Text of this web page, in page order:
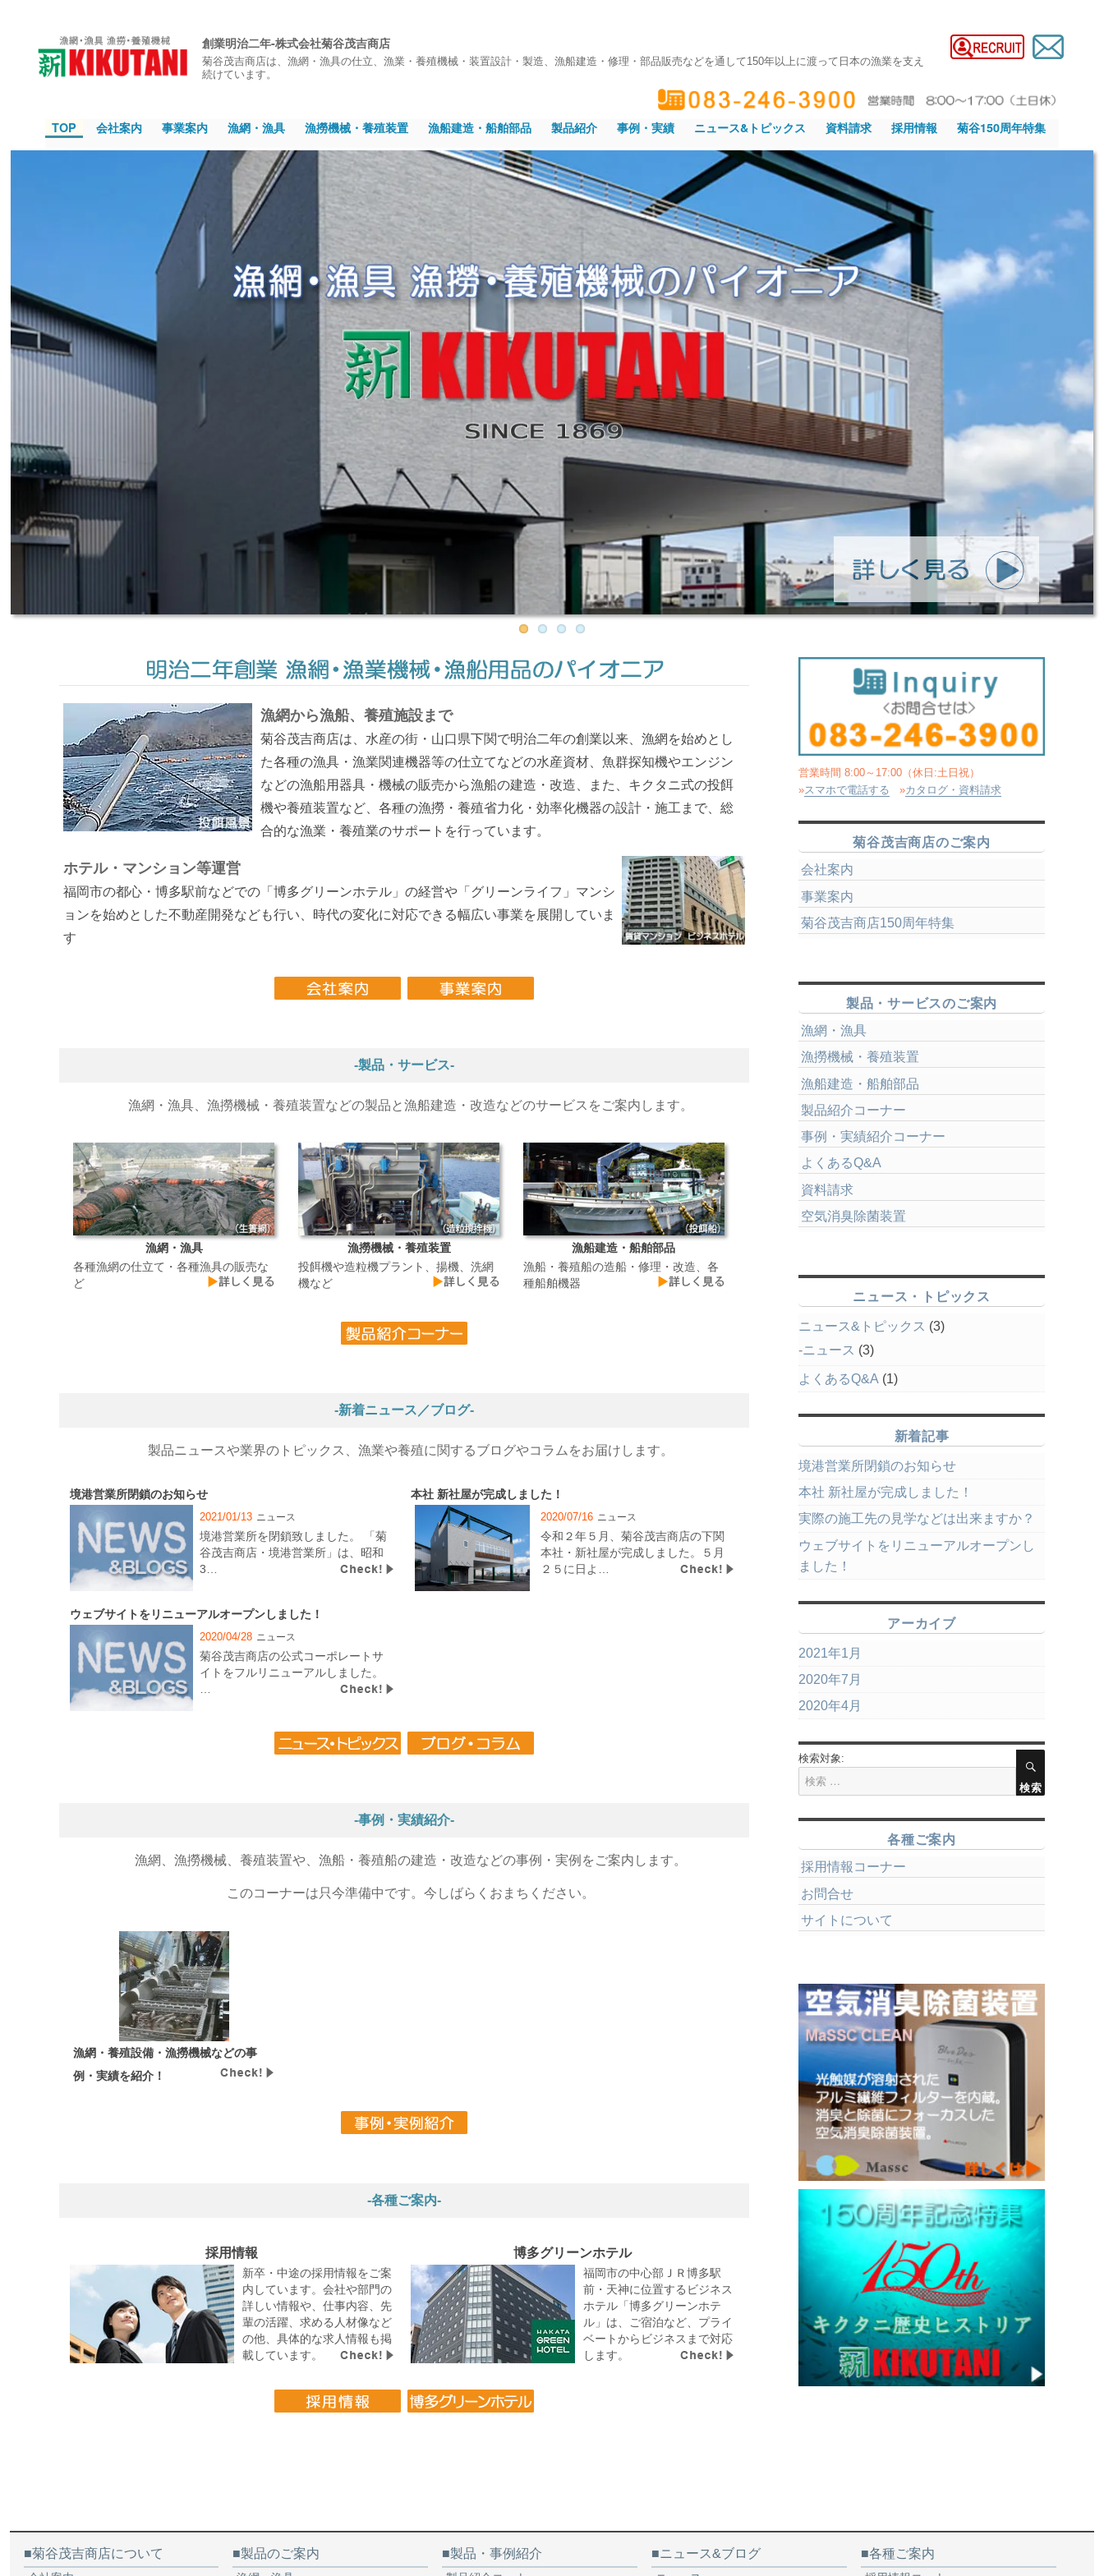
創業明治二年-株式会社菊谷茂吉商店
菊谷茂吉商店は、漁網・漁具の仕立、漁業・養殖機械・装置設計・製造、漁船建造・修理・部品販売などを通して150年以上に渡って日本の漁業を支え
続けています。
TOP 会社案内 事業案内 漁網・漁具 漁撈機械・養殖装置 漁船建造・船舶部品 製品紹介 事例・実績 ニュース&トピックス 資料請求 採用情報 菊谷150周年特集
漁網から漁船、養殖施設まで
菊谷茂吉商店は、水産の街・山口県下関で明治二年の創業以来、漁網を始めとし
た各種の漁具・漁業関連機器等の仕立てなどの水産資材、魚群探知機やエンジン
などの漁船用器具・機械の販売から漁船の建造・改造、また、キクタニ式の投餌
機や養殖装置など、各種の漁撈・養殖省力化・効率化機器の設計・施工まで、総
合的な漁業・養殖業のサポートを行っています。
ホテル・マンション等運営
福岡市の都心・博多駅前などでの「博多グリーンホテル」の経営や「グリーンライフ」マンシ
ョンを始めとした不動産開発なども行い、時代の変化に対応できる幅広い事業を展開していま
す
-製品・サービス-
漁網・漁具、漁撈機械・養殖装置などの製品と漁船建造・改造などのサービスをご案内します。
漁網・漁具
各種漁網の仕立て・各種漁具の販売な
ど
漁撈機械・養殖装置
投餌機や造粒機プラント、揚機、洗網
機など
漁船建造・船舶部品
漁船・養殖船の造船・修理・改造、各
種船舶機器
-新着ニュース／ブログ-
製品ニュースや業界のトピックス、漁業や養殖に関するブログやコラムをお届けします。
境港営業所閉鎖のお知らせ
2021/01/13 ニュース
境港営業所を閉鎖致しました。 「菊
谷茂吉商店・境港営業所」は、昭和
3…
本社 新社屋が完成しました！
2020/07/16 ニュース
令和２年５月、菊谷茂吉商店の下関
本社・新社屋が完成しました。５月
２５に日よ…
ウェブサイトをリニューアルオープンしました！
2020/04/28 ニュース
菊谷茂吉商店の公式コーポレートサ
イトをフルリニューアルしました。
-事例・実績紹介-
漁網、漁撈機械、養殖装置や、漁船・養殖船の建造・改造などの事例・実例をご案内します。
このコーナーは只今準備中です。今しばらくおまちください。
漁網・養殖設備・漁撈機械などの事
例・実績を紹介！
-各種ご案内-
採用情報
新卒・中途の採用情報をご案
内しています。会社や部門の
詳しい情報や、仕事内容、先
輩の活躍、求める人材像など
の他、具体的な求人情報も掲
載しています。
博多グリーンホテル
福岡市の中心部ＪＲ博多駅
前・天神に位置するビジネス
ホテル「博多グリーンホテ
ル」は、ご宿泊など、プライ
ベートからビジネスまで対応
します。
営業時間 8:00～17:00（休日:土日祝）
»スマホで電話する »カタログ・資料請求
菊谷茂吉商店のご案内
会社案内
事業案内
菊谷茂吉商店150周年特集
製品・サービスのご案内
漁網・漁具
漁撈機械・養殖装置
漁船建造・船舶部品
製品紹介コーナー
事例・実績紹介コーナー
よくあるQ&A
資料請求
空気消臭除菌装置
ニュース・トピックス
ニュース&トピックス (3)
ニュース (3)
よくあるQ&A (1)
新着記事
境港営業所閉鎖のお知らせ
本社 新社屋が完成しました！
実際の施工先の見学などは出来ますか？
ウェブサイトをリニューアルオープンし
ました！
アーカイブ
2021年1月
2020年7月
2020年4月
検索対象:
検索
各種ご案内
採用情報コーナー
お問合せ
サイトについて
菊谷茂吉商店について 製品のご案内 製品・事例紹介 ニュース&ブログ 各種ご案内